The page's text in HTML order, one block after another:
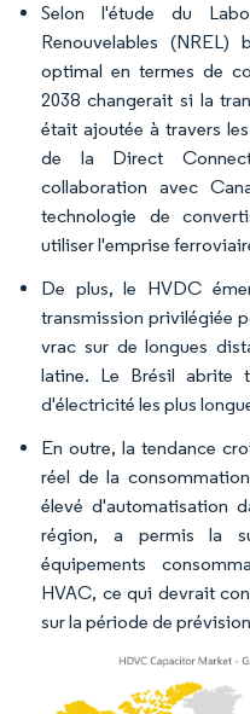
Selon l'étude du
Renouvelables (NREL)
optimal en termes de
2038 changerait si la
était ajoutée à travers
de la Direct
collaboration avec
technologie de
utiliser l'emprise
De plus, le HVDC
transmission privilégiée
vrac sur de longues
latine. Le Brésil abrite
d'électricité les plus
En outre, la tendance
réel de la
élevé d'automatisation
région, a permis la
équipements
HVAC, ce qui devrait
sur la période de